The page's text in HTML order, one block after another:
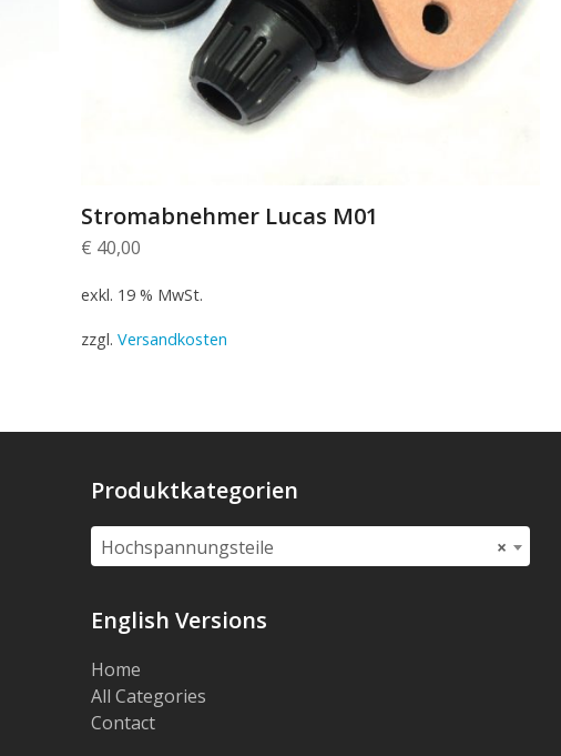
Stromabnehmer Lucas M01
€ 40,00
exkl. 19 % MwSt.
zzgl.Versandkosten
Produktkategorien
×
Hochspannungsteile
English Versions
Home
All Categories
Contact